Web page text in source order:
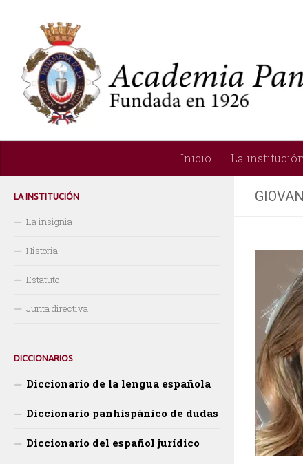
Saltar al contenido
Inicio La institución
LA INSTITUCIÓN
La insignia
Historia
Estatuto
Junta directiva
DICCIONARIOS
Diccionario de la lengua española
Diccionario panhispánico de dudas
Diccionario del español jurídico